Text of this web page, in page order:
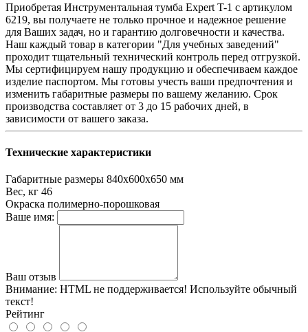
Приобретая Инструментальная тумба Expert T-1 c артикулом
6219, вы получаете не только прочное и надежное решение
для Ваших задач, но и гарантию долговечности и качества.
Наш каждый товар в категории "Для учебных заведений"
проходит тщательный технический контроль перед отгрузкой.
Мы сертифицируем нашу продукцию и обеспечиваем каждое
изделие паспортом. Мы готовы учесть ваши предпочтения и
изменить габаритные размеры по вашему желанию. Срок
производства составляет от 3 до 15 рабочих дней, в
зависимости от вашего заказа.
Технические характеристики
Габаритные размеры 840x600x650 мм
Вес, кг 46
Окраска полимерно-порошковая
Ваше имя:
Ваш отзыв
Внимание: HTML не поддерживается! Используйте обычный
текст!
Рейтинг